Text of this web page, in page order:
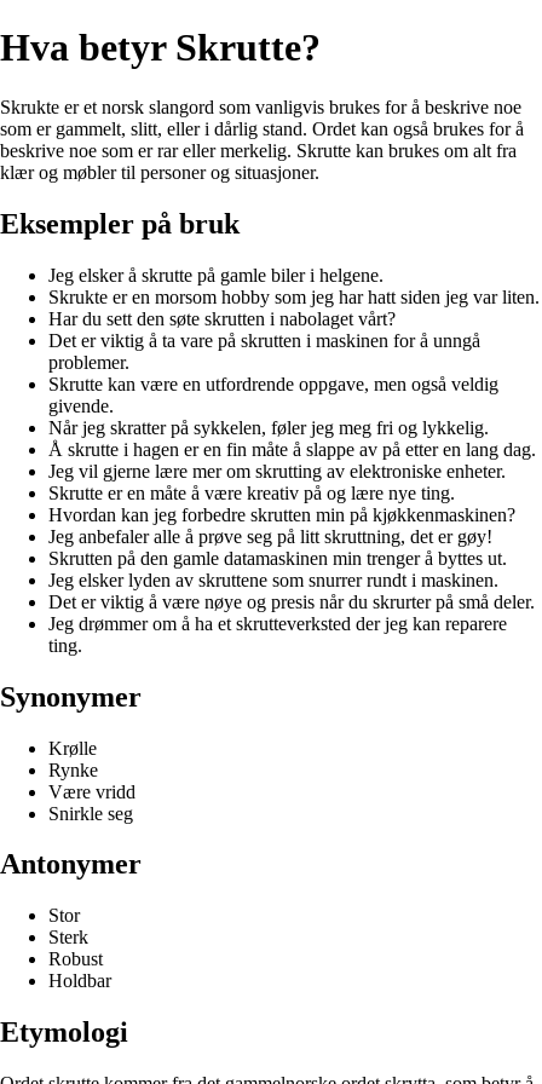
Hva betyr Skrutte?
Skrukte er et norsk slangord som vanligvis brukes for å beskrive noe
som er gammelt, slitt, eller i dårlig stand. Ordet kan også brukes for å
beskrive noe som er rar eller merkelig. Skrutte kan brukes om alt fra
klær og møbler til personer og situasjoner.
Eksempler på bruk
Jeg elsker å skrutte på gamle biler i helgene.
Skrukte er en morsom hobby som jeg har hatt siden jeg var liten.
Har du sett den søte skrutten i nabolaget vårt?
Det er viktig å ta vare på skrutten i maskinen for å unngå
problemer.
Skrutte kan være en utfordrende oppgave, men også veldig
givende.
Når jeg skratter på sykkelen, føler jeg meg fri og lykkelig.
Å skrutte i hagen er en fin måte å slappe av på etter en lang dag.
Jeg vil gjerne lære mer om skrutting av elektroniske enheter.
Skrutte er en måte å være kreativ på og lære nye ting.
Hvordan kan jeg forbedre skrutten min på kjøkkenmaskinen?
Jeg anbefaler alle å prøve seg på litt skruttning, det er gøy!
Skrutten på den gamle datamaskinen min trenger å byttes ut.
Jeg elsker lyden av skruttene som snurrer rundt i maskinen.
Det er viktig å være nøye og presis når du skrurter på små deler.
Jeg drømmer om å ha et skrutteverksted der jeg kan reparere
ting.
Synonymer
Krølle
Rynke
Være vridd
Snirkle seg
Antonymer
Stor
Sterk
Robust
Holdbar
Etymologi